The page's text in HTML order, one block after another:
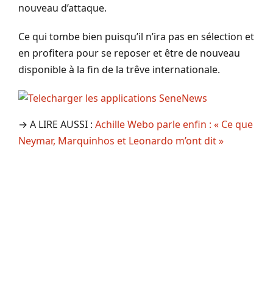
nouveau d’attaque.
Ce qui tombe bien puisqu’il n’ira pas en sélection et
en profitera pour se reposer et être de nouveau
disponible à la fin de la trêve internationale.
→ A LIRE AUSSI : Achille Webo parle enfin : « Ce que
Neymar, Marquinhos et Leonardo m’ont dit »